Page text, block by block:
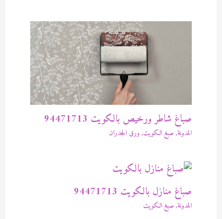
صباغ شاطر ورخيص بالكويت 94471713
المدونة, صبغ الكويت, ورق الجدران
صباغ منازل بالكويت 94471713
المدونة, صبغ الكويت